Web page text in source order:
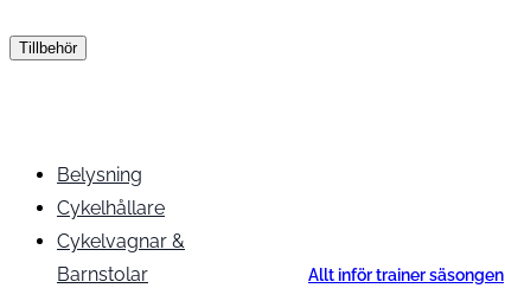
Tillbehör
Belysning
Cykelhållare
Cykelvagnar &
Barnstolar
Allt inför trainer säsongen